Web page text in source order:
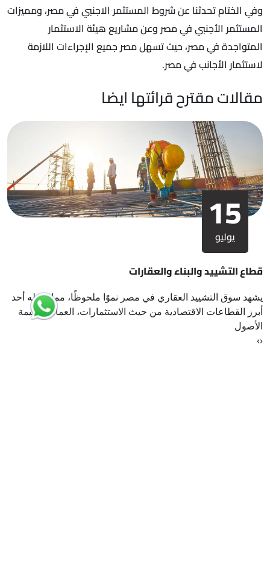
وفي الختام تحدثنا عن شروط المستثمر الاجنبي في مصر، ومميزات
المستثمر الأجنبي في مصر وعن مشاريع هيئة الاستثمار
المتواجدة في مصر، حيث تسهل مصر جميع الإجراءات اللازمة
لاستثمار الأجانب في مصر.
مقالات مقترح قرائتها ايضا
15
يوليو
قطاع التشييد والبناء والعقارات
يشهد سوق التشييد العقاري في مصر نموًا ملحوظًا، مما يجعله أحد
أبرز القطاعات الاقتصادية من حيث الاستثمارات، العمالة، وقيمة
الأصول
‹
›